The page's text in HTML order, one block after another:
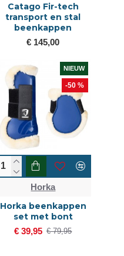
Catago Fir-tech
transport en stal
beenkappen
€ 145,00
NIEUW
-50 %
Horka
Horka beenkappen
set met bont
€ 39,95 € 79,95